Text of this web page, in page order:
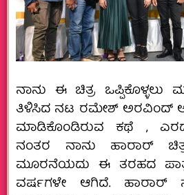
ನಾನು ಈ ಚಿತ್ರ ಒಪ್ಪಿಕೊಳ್ಳಲು
ತಿಳಿಸಿದ ನಟ ರಮೇಶ್ ಅರವಿಂದ್
ಮಾಡಿಕೊಂಡಿರುವ ಕಥೆ ,
ನಂತರ ನಾನು ಹಾರಾರ್
ಮೂರನೆಯದು ಈ ತರಹದ
ವರ್ಷಗಳೇ ಆಗಿದೆ. ಹಾರಾರ್